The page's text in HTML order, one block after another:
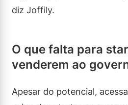
diz Joffily.
O que falta para
venderem ao
Apesar do potencial,